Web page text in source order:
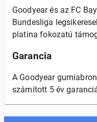
Goodyear és az FC
Bundesliga
platina fokozatú
Garancia
A Goodyear
számított 5 év